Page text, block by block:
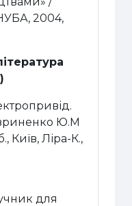
2004,
Ю.М
Київ, Ліра-К.,
для